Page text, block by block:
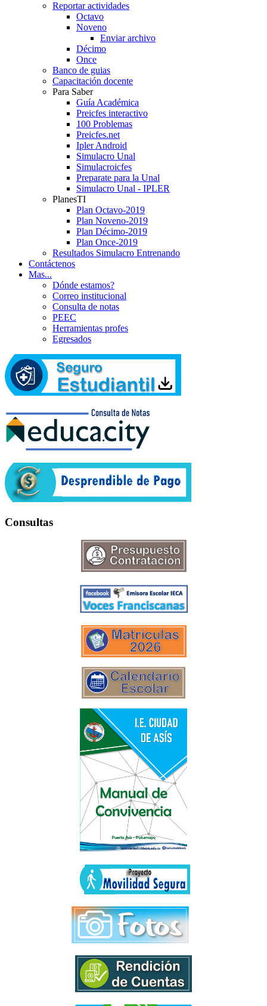
Reportar actividades
Octavo
Noveno
Enviar archivo
Décimo
Once
Banco de guias
Capacitación docente
Para Saber
Guía Académica
Preicfes interactivo
100 Problemas
Preicfes.net
Ipler Android
Simulacro Unal
Simulacroicfes
Preparate para la Unal
Simulacro Unal - IPLER
PlanesTI
Plan Octavo-2019
Plan Noveno-2019
Plan Décimo-2019
Plan Once-2019
Resultados Simulacro Entrenando
Contáctenos
Mas...
Dónde estamos?
Correo institucional
Consulta de notas
PEEC
Herramientas profes
Egresados
Consultas